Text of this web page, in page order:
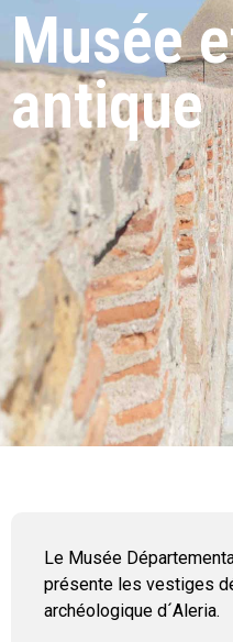
Musée
antique
Le Musée
présente les vestiges
archéologique d´Aleria.